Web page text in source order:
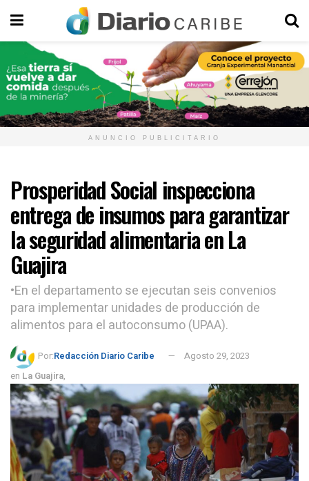
ANUNCIO PUBLICITARIO
Prosperidad Social inspecciona
entrega de insumos para garantizar
la seguridad alimentaria en La
Guajira
•En el departamento se ejecutan seis convenios
para implementar unidades de producción de
alimentos para el autoconsumo (UPAA).
Por:Redacción Diario Caribe
Agosto 29, 2023
en La Guajira,